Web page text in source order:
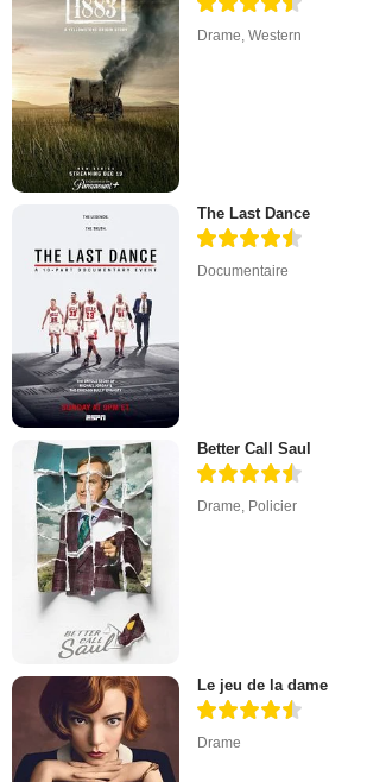
Drame,Western
The Last Dance
Documentaire
Better Call Saul
Drame, Policier
Le jeu de la dame
Drame